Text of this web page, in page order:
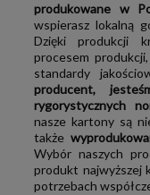
Z dumą
produkowane w
wspierasz lokalną
Dzięki produkcji
procesem
standardy
producent,
rygorystycznych
nasze kartony są
także
Wybór naszych
produkt najwyższej